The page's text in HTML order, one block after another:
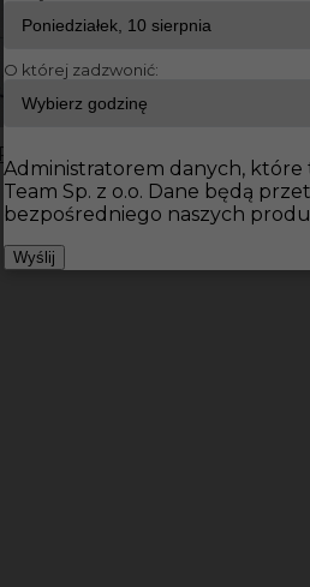
Prace budowlane Praca dla
O której zadzwonić:
Administratorem danych, które
Team Sp. z o.o. Dane będą
bezpośredniego naszych
Wyślij